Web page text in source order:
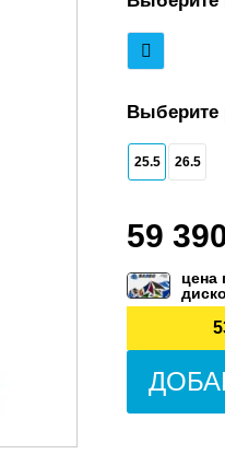
Выберите
25.5 26.5
59
цена